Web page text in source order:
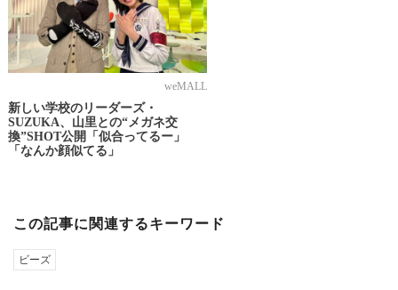
weMALL
新しい学校のリーダーズ・
SUZUKA、山里との“メガネ交
換”SHOT公開「似合ってるー」
「なんか顔似てる」
この記事に関連するキーワード
ビーズ